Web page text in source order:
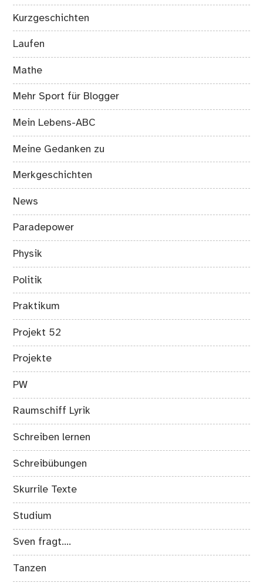
Kurzgeschichten
Laufen
Mathe
Mehr Sport für Blogger
Mein Lebens-ABC
Meine Gedanken zu
Merkgeschichten
News
Paradepower
Physik
Politik
Praktikum
Projekt 52
Projekte
PW
Raumschiff Lyrik
Schreiben lernen
Schreibübungen
Skurrile Texte
Studium
Sven fragt….
Tanzen